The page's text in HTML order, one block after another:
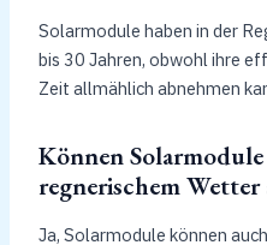
Solarmodule haben in der
bis 30 Jahren, obwohl ihre
Zeit allmählich abnehmen
Können
regnerischem Wetter
Ja, Solarmodule können